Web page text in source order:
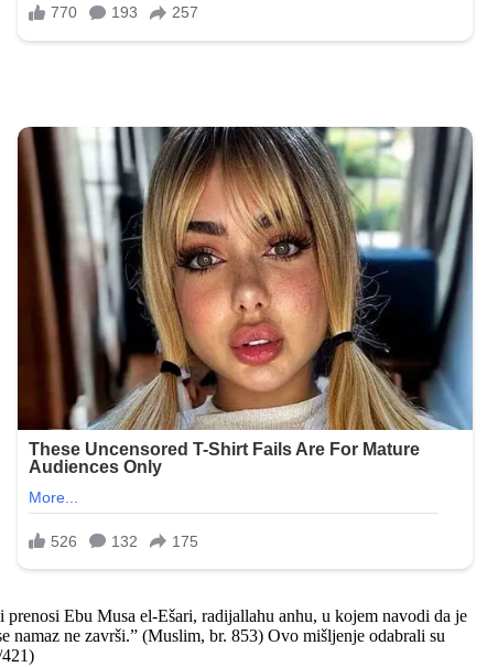
Ebu Musa el-Ešari, radijallahu anhu, u kojem navodi da je
namaz ne završi.” (Muslim, br. 853) Ovo mišljenje odabrali su